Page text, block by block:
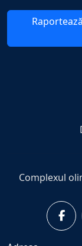
Complexul